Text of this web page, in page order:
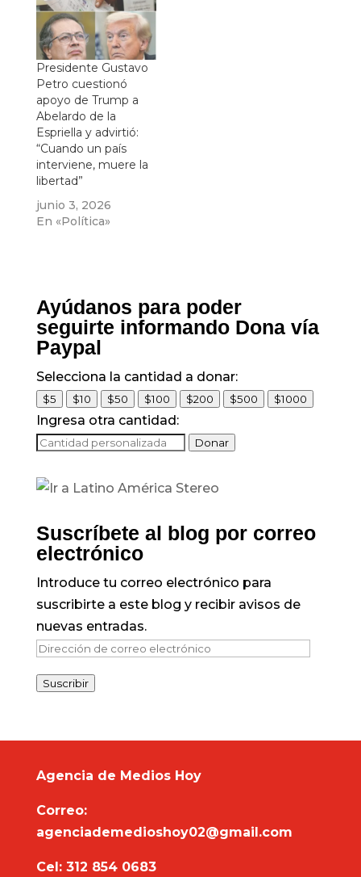
Presidente Gustavo
Petro cuestionó
apoyo de Trump a
Abelardo de la
Espriella y advirtió:
“Cuando un país
interviene, muere la
libertad”
junio 3, 2026
En «Política»
Ayúdanos para poder
seguirte informando Dona vía
Paypal
Selecciona la cantidad a donar:
$5 $10 $50 $100 $200 $500 $1000
Ingresa otra cantidad:
Donar
Suscríbete al blog por correo
electrónico
Introduce tu correo electrónico para
suscribirte a este blog y recibir avisos de
nuevas entradas.
Dirección
correo
Suscribir
Agencia de Medios Hoy
Correo:
agenciademedioshoy02@gmail.com
Cel: 312 854 0683